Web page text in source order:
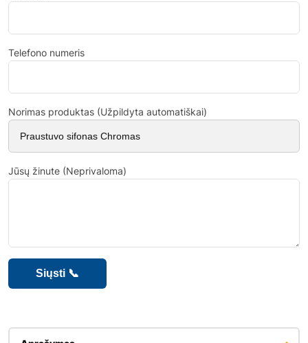
Telefono numeris
Norimas produktas (Užpildyta automatiškai)
Jūsų žinute (Neprivaloma)